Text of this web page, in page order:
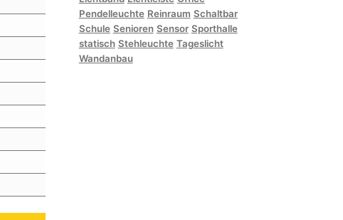
Pendelleuchte Reinraum Schaltbar
Schule Senioren Sensor Sporthalle
statisch Stehleuchte Tageslicht
Wandanbau